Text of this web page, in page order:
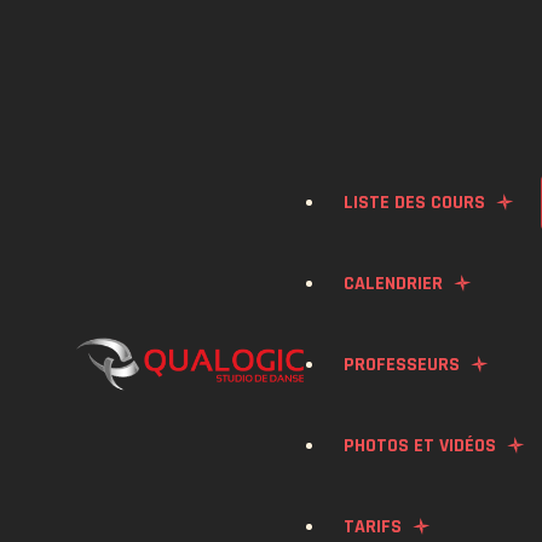
LISTE DES COURS
CALENDRIER
PROFESSEURS
PHOTOS ET VIDÉOS
TARIFS